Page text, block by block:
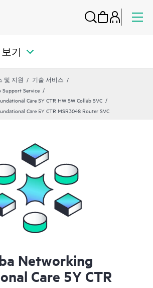
기
및 지원
기술 서비스
Support Service
Care 5Y CTR HW SW Collab SVC
Care 5Y CTR MSR3048 Router SVC
Networking
Care 5Y CTR